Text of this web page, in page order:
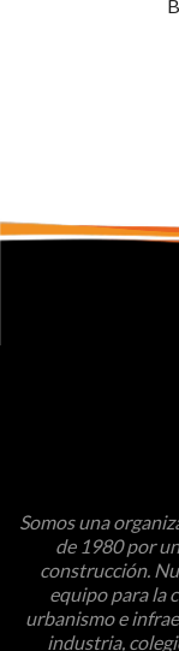
Somos una
de 1980 por
construcción.
equipo para la
urbanismo e
industria,